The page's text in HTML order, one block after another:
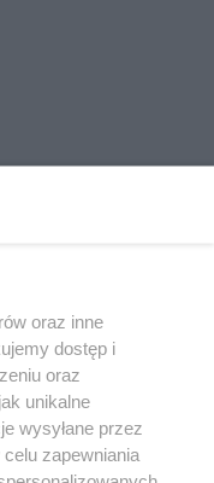
być powielany i
w jakikolwiek sposób (w
polu
umieszczaniem w
Jakiekolwiek użycie lub
z naruszeniem prawa,
groźbą kary i może być
oraz inne
dostęp i
oraz
unikalne
wysyłane przez
zapewniania